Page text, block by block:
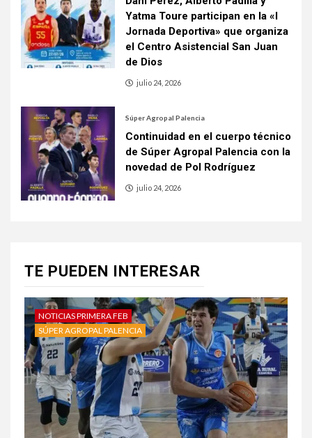
Yatma Toure participan en la «I
Jornada Deportiva» que organiza
el Centro Asistencial San Juan
de Dios
julio 24, 2026
Súper Agropal Palencia
Continuidad en el cuerpo técnico
de Súper Agropal Palencia con la
novedad de Pol Rodríguez
julio 24, 2026
TE PUEDEN INTERESAR
NOTICIAS PRIMERA FEB
SÚPER AGROPAL PALENCIA